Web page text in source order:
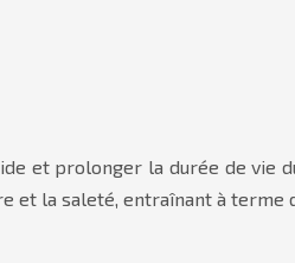
et prolonger la durée de vie
la saleté, entraînant à terme